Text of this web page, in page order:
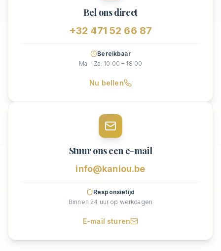
Bel ons direct
+32 471 52 66 87
Bereikbaar
Ma – Za: 10:00 – 18:00
Nu bellen
Stuur ons een e-mail
info@kaniou.be
Responsietijd
Binnen 24 uur op werkdagen
E-mail sturen